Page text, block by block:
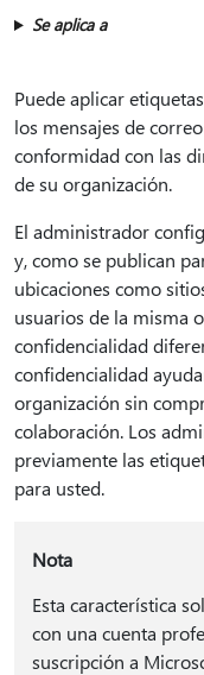
Se aplica a
Puede aplicar
los mensajes de
conformidad con las
de su organización.
El administrador
y, como se publican
ubicaciones como
usuarios de la misma
confidencialidad
confidencialidad
organización sin
colaboración. Los
previamente las
para usted.
Nota
Esta característica
con una cuenta
suscripción a